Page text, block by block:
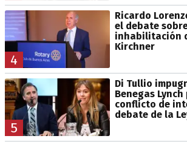
4
Ricardo
el debate
inhabilitación
Kirchner
5
Di Tullio
Benegas
conflicto de
debate de la